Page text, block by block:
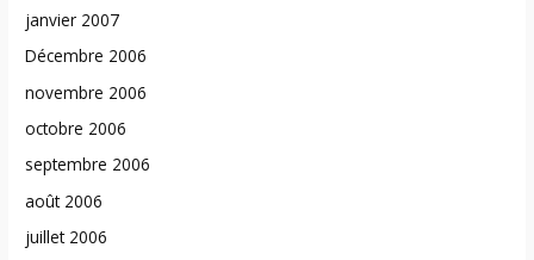
janvier 2007
Décembre 2006
novembre 2006
octobre 2006
septembre 2006
août 2006
juillet 2006